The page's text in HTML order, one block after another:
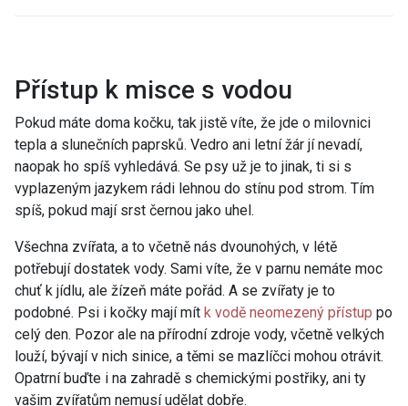
Přístup k misce s vodou
Pokud máte doma kočku, tak jistě víte, že jde o milovnici
tepla a slunečních paprsků. Vedro ani letní žár jí nevadí,
naopak ho spíš vyhledává. Se psy už je to jinak, ti si s
vyplazeným jazykem rádi lehnou do stínu pod strom. Tím
spíš, pokud mají srst černou jako uhel.
Všechna zvířata, a to včetně nás dvounohých, v létě
potřebují dostatek vody. Sami víte, že v parnu nemáte moc
chuť k jídlu, ale žízeň máte pořád. A se zvířaty je to
podobné. Psi i kočky mají mít k vodě neomezený přístup po
celý den. Pozor ale na přírodní zdroje vody, včetně velkých
louží, bývají v nich sinice, a těmi se mazlíčci mohou otrávit.
Opatrní buďte i na zahradě s chemickými postřiky, ani ty
vašim zvířatům nemusí udělat dobře.